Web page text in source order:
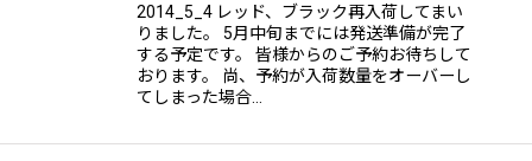
2014_5_4 レッド、ブラック再入荷してまい
りました。 5月中旬までには発送準備が完了
する予定です。 皆様からのご予約お待ちして
おります。 尚、予約が入荷数量をオーバーし
てしまった場合…